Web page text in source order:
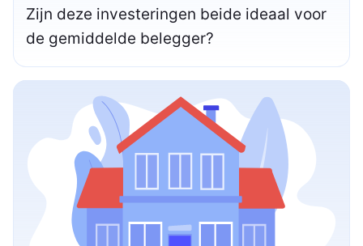
Zijn deze investeringen beide ideaal voor
de gemiddelde belegger?